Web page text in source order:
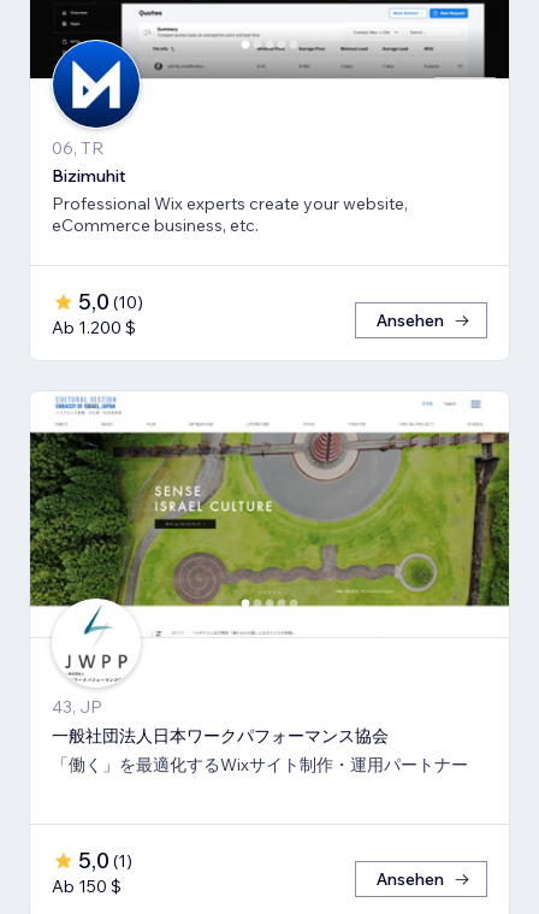
06, TR
Bizimuhit
Professional Wix experts create your website,
eCommerce business, etc.
5,0 (10)
Ab 1.200 $
Ansehen
43, JP
一般社団法人日本ワークパフォーマンス協会
「働く」を最適化するWixサイト制作・運用パートナー
5,0 (1)
Ab 150 $
Ansehen